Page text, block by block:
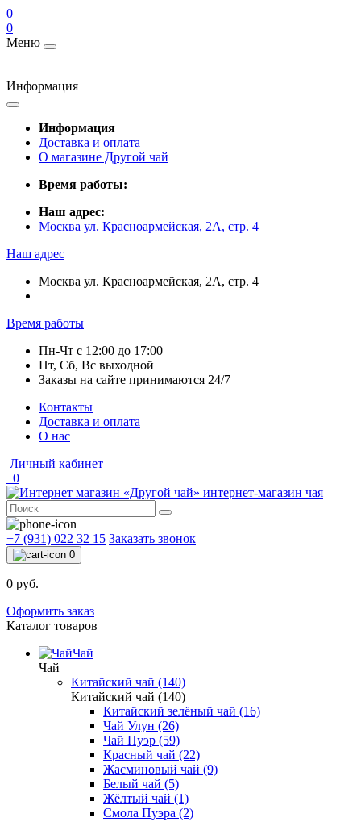
0
0
Меню
Информация
Информация
Доставка и оплата
О магазине Другой чай
Время работы:
Наш адрес:
Москва ул. Красноармейская, 2А, стр. 4
Наш адрес
Москва ул. Красноармейская, 2А, стр. 4
Время работы
Пн-Чт c 12:00 до 17:00
Пт, Сб, Вс выходной
Заказы на сайте принимаются 24/7
Контакты
Доставка и оплата
О нас
Личный кабинет
0
интернет-магазин чая
+7 (931) 022 32 15 Заказать звонок
0
0 руб.
Оформить заказ
Каталог товаров
Чай
Чай
Китайский чай (140)
Китайский чай (140)
Китайский зелёный чай (16)
Чай Улун (26)
Чай Пуэр (59)
Красный чай (22)
Жасминовый чай (9)
Белый чай (5)
Жёлтый чай (1)
Смола Пуэра (2)